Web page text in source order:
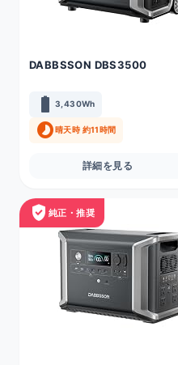
DABBSSON DBS3500
battery_full 3,430Wh
timelapse晴天時 約11時間
詳細を見る
verified_user 純正・推奨